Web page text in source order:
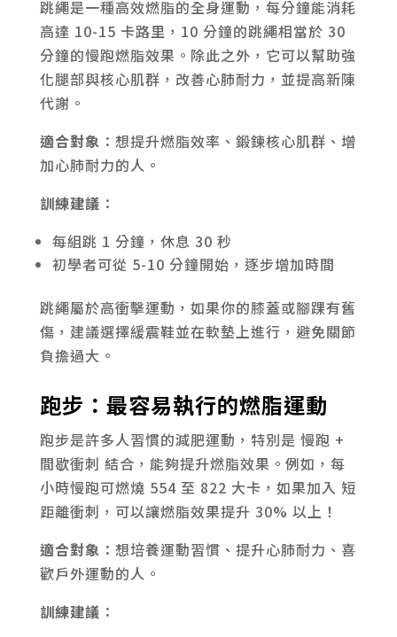
跳繩是一種高效燃脂的全身運動，每分鐘能消耗
高達 10-15 卡路里，10 分鐘的跳繩相當於 30
分鐘的慢跑燃脂效果。除此之外，它可以幫助強
化腿部與核心肌群，改善心肺耐力，並提高新陳
代謝。
適合對象 ：想提升燃脂效率、鍛鍊核心肌群、增
加心肺耐力的人。
訓練建議 ：
每組跳 1 分鐘，休息 30 秒
初學者可從 5-10 分鐘開始，逐步增加時間
跳繩屬於高衝擊運動，如果你的膝蓋或腳踝有舊
傷，建議選擇緩震鞋並在軟墊上進行，避免關節
負擔過大。
跑步：最容易執行的燃脂運動
跑步是許多人習慣的減肥運動，特別是 慢跑 +
間歇衝刺 結合，能夠提升燃脂效果。例如，每
小時慢跑可燃燒 554 至 822 大卡，如果加入 短
距離衝刺，可以讓燃脂效果提升 30% 以上！
適合對象 ：想培養運動習慣、提升心肺耐力、喜
歡戶外運動的人。
訓練建議 ：